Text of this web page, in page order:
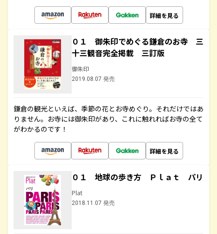
詳細を見る
０１ 御朱印でめぐる鎌倉のお寺 三
十三観音完全掲載 三訂版
御朱印
2019.08.07 発売
鎌倉の観光といえば、季節の花とお寺めぐり。それだけではあ
りません。お寺には御朱印があり、これに触れればお寺の全て
がわかるのです！
詳細を見る
０１ 地球の歩き方 Ｐｌａｔ パリ
Plat
2018.11.07 発売